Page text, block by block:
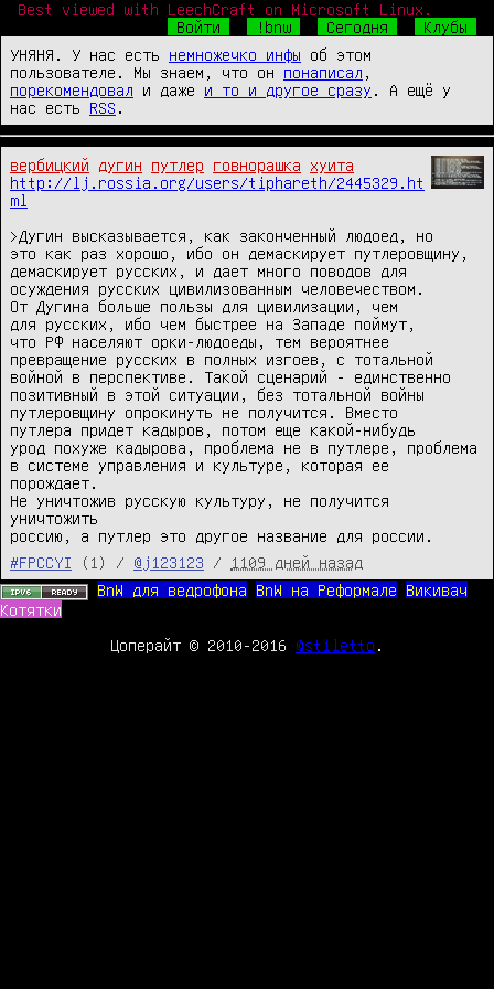
Best viewed with LeechCraft on Microsoft Linux.
Войти
!bnw Сегодня
Клубы
УНЯНЯ. У нас есть немножечко инфы об этом
пользователе. Мы знаем, что он понаписал
порекомендовал и даже и то и другое сразу . А ещё у
нас есть RSS
вербицкий дугин путлер говнорашка
хуита
http://lj.rossia.org/users/tiphareth/2445329.ht
ml
>Дугин высказывается, как законченный людоед, но
это как раз хорошо, ибо он демаскирует путлеровщину,
демаскирует русских, и дает много поводов для
осуждения русских цивилизованным человечеством.
От Дугина больше пользы для цивилизации, чем
для русских, ибо чем быстрее на Западе поймут,
что РФ населяют орки-людоеды, тем вероятнее
превращение русских в полных изгоев, с тотальной
войной в перспективе. Такой сценарий - единственно
позитивный в этой ситуации, без тотальной войны
путлеровщину опрокинуть не получится. Вместо
путлера придет кадыров, потом еще какой-нибудь
урод похуже кадырова, проблема не в путлере, проблема
в системе управления и культуре, которая ее
порождает.
Не уничтожив русскую культуру, не получится
уничтожить
россию, а путлер это другое название для россии.
#FPCCYI
(1) / @j123123 /
1109 дней назад
BnW для ведрофона
BnW на Реформале
Викивач
Котятки
Цоперайт © 2010-2016 @stiletto